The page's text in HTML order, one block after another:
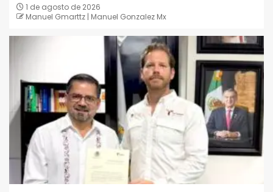
1 de agosto de 2026
Manuel Gmarttz | Manuel Gonzalez Mx